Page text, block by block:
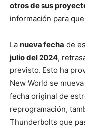
otros de sus
información para
La nueva fecha de
julio del 2024,
previsto. Esto ha
New World se
fecha original de
reprogramación,
Thunderbolts que